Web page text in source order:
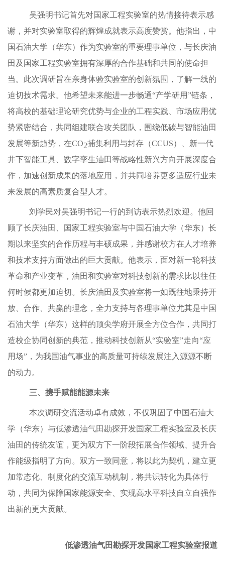
吴强明书记首先对国家工程实验室的热情接待表示感
谢，并对实验室取得的辉煌成就表示高度赞赏。他指出，中
国石油大学（华东）作为实验室的重要理事单位，与长庆油
田及国家工程实验室拥有深厚的合作基础和共同的使命担
当。此次调研旨在亲身体验实验室的创新氛围，了解一线的
迫切技术需求。他希望未来能进一步畅通“产学研用”链条，
将高校的基础理论研究优势与企业的工程实践、市场应用优
势紧密结合，共同组建联合攻关团队，围绕低碳与智能油田
发展等新趋势，在CO2捕集利用与封存（CCUS）、新一代
井下智能工具、数字孪生油田等战略性新兴方向开展深度合
作，加速创新成果的落地应用，并共同培养更多适应行业未
来发展的高素质复合型人才。
刘学民对吴强明书记一行的到访表示热烈欢迎。他回
顾了长庆油田、国家工程实验室与中国石油大学（华东）长
期以来坚实的合作历程与丰硕成果，并感谢校方在人才培养
和技术支持方面做出的巨大贡献。他表示，面对新一轮科技
革命和产业变革，油田和实验室对科技创新的需求比以往任
何时候都更加迫切。长庆油田及实验室将一如既往地秉持开
放、合作、共赢的理念，全力支持与各理事单位尤其是中国
石油大学（华东）这样的顶尖学府开展全方位合作，共同打
造校企协同创新的典范，推动科技创新从“实验室”走向“应
用场”，为我国油气事业的高质量可持续发展注入源源不断
的动力。
三、携手赋能能源未来
本次调研交流活动卓有成效，不仅巩固了中国石油大
学（华东）与低渗透油气田勘探开发国家工程实验室及长庆
油田的传统友谊，更为双方下一阶段拓展合作领域、提升合
作能级指明了方向。双方一致同意，将以此为契机，建立更
加常态化、制度化的交流互动机制，将共识转化为具体行
动，共同为保障国家能源安全、实现高水平科技自立自强作
出新的更大贡献。
低渗透油气田勘探开发国家工程实验室报道